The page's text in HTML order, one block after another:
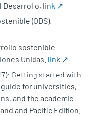
Desarrollo, link ↗
(ODS).
sostenible –
Unidas. link ↗
Getting started with
for universities,
and the academic
and Pacific Edition.